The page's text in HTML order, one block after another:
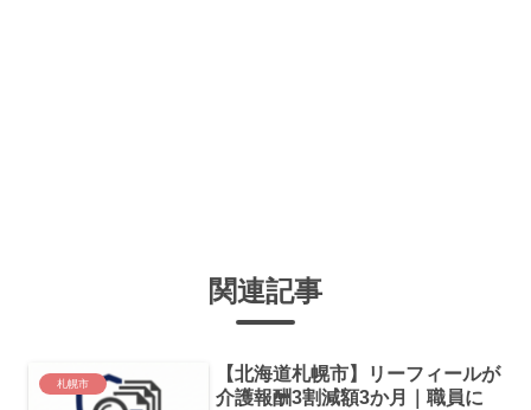
関連記事
札幌市
【北海道札幌市】リーフィールが
介護報酬3割減額3か月｜職員に